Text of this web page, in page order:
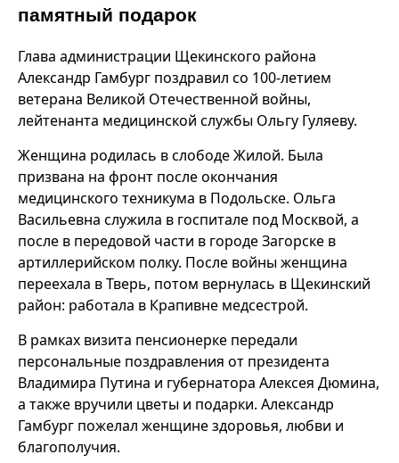
памятный подарок
Глава администрации Щекинского района
Александр Гамбург поздравил со 100-летием
ветерана Великой Отечественной войны,
лейтенанта медицинской службы Ольгу Гуляеву.
Женщина родилась в слободе Жилой. Была
призвана на фронт после окончания
медицинского техникума в Подольске. Ольга
Васильевна служила в госпитале под Москвой, а
после в передовой части в городе Загорске в
артиллерийском полку. После войны женщина
переехала в Тверь, потом вернулась в Щекинский
район: работала в Крапивне медсестрой.
В рамках визита пенсионерке передали
персональные поздравления от президента
Владимира Путина и губернатора Алексея Дюмина,
а также вручили цветы и подарки. Александр
Гамбург пожелал женщине здоровья, любви и
благополучия.